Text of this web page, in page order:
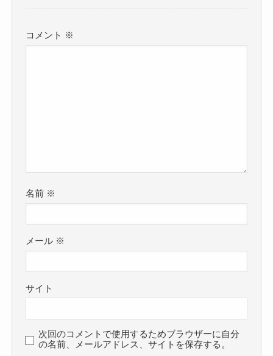
コメント ※
名前 ※
メール ※
サイト
次回のコメントで使用するためブラウザーに自分
の名前、メールアドレス、サイトを保存する。